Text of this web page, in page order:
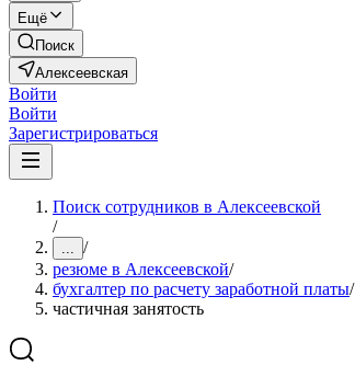
Ещё
Поиск
Алексеевская
Войти
Войти
Зарегистрироваться
Поиск сотрудников в Алексеевской
/
... /
резюме в Алексеевской/
бухгалтер по расчету заработной платы/
частичная занятость